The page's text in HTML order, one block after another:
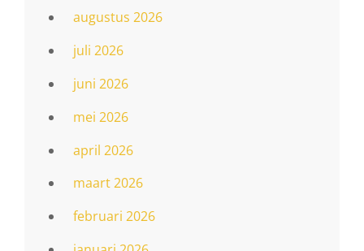
augustus 2026
juli 2026
juni 2026
mei 2026
april 2026
maart 2026
februari 2026